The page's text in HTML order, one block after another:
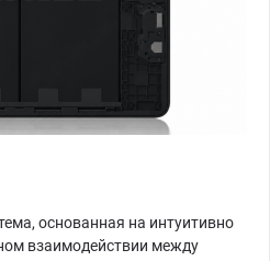
основанная на интуитивно
взаимодействии между